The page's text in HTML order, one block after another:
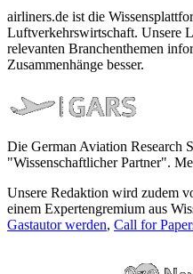
airliners.de ist die
Luftverkehrswirtschaft. Unsere
relevanten Branchenthemen
Zusammenhänge besser.
Die German Aviation Research
"Wissenschaftlicher Partner".
Unsere Redaktion wird zudem
einem Expertengremium aus
Gastautor werden, Call for